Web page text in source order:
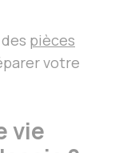
pièces
votre
vie